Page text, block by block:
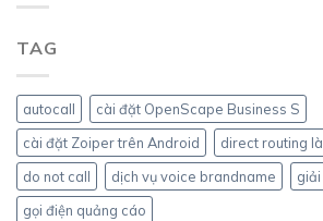
TAG
autocall
cài đặt OpenScape Business S
cài đặt Zoiper trên Android
direct routing
do not call
dịch vụ voice brandname
gọi điện quảng cáo